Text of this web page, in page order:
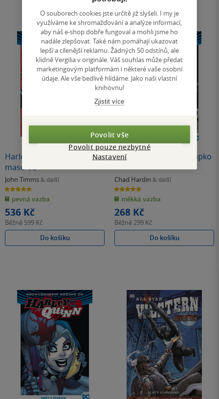
Harley Quinn 03: Červené
maso V8
John Timms & další
5.0
z
5
hvězdiček
pevná vazba
536 Kč
Běžně 599 Kč
Do košíku
Harley Quinn 4: Překvápko
Chad Hardin & další
5.0
z
5
hvězdiček
měkká vazba
268 Kč
Běžně299 Kč
Do košíku
O souborech cookies jste určitě již slyšeli. I my je
využíváme ke shromažďování a analýze informací,
aby náš e-shop dobře fungoval a mohli jsme ho
nadále zlepšovat. Také nám pomáhají ukazovat
lepší a cílenější reklamu. Žádných 50 odstínů, ale
klidně Vergilia v originále. Váš souhlas může předat
marketingovým platformám i některé vaše osobní
údaje. Ale vše bedlivě hlídáme. Jako naši vlastní
knihovnu!
Zjistit více
Povolit vše
Povolit pouze nezbytné
Nastavení